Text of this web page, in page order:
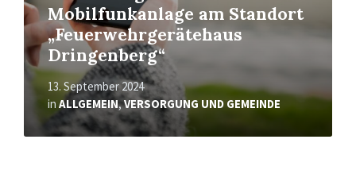
Mobilfunkanlage am Standort
„Feuerwehrgerätehaus
Dringenberg“
13. September 2024
in ALLGEMEIN,VERSORGUNG UND GEMEINDE